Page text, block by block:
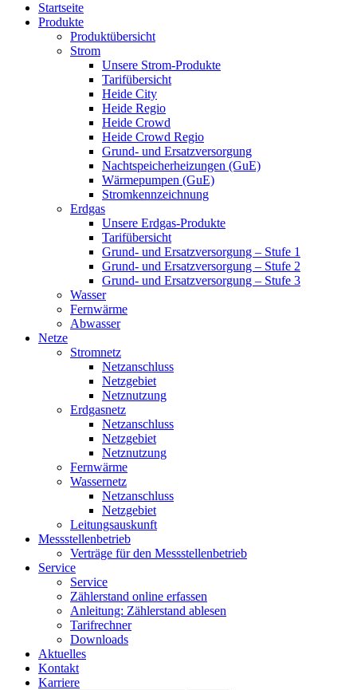
Startseite
Produkte
Produktübersicht
Strom
Unsere Strom-Produkte
Tarifübersicht
Heide City
Heide Regio
Heide Crowd
Heide Crowd Regio
Grund- und Ersatzversorgung
Nachtspeicherheizungen (GuE)
Wärmepumpen (GuE)
Stromkennzeichnung
Erdgas
Unsere Erdgas-Produkte
Tarifübersicht
Grund- und Ersatzversorgung – Stufe 1
Grund- und Ersatzversorgung – Stufe 2
Grund- und Ersatzversorgung – Stufe 3
Wasser
Fernwärme
Abwasser
Netze
Stromnetz
Netzanschluss
Netzgebiet
Netznutzung
Erdgasnetz
Netzanschluss
Netzgebiet
Netznutzung
Fernwärme
Wassernetz
Netzanschluss
Netzgebiet
Leitungsauskunft
Messstellenbetrieb
Verträge für den Messstellenbetrieb
Service
Service
Zählerstand online erfassen
Anleitung: Zählerstand ablesen
Tarifrechner
Downloads
Aktuelles
Kontakt
Karriere